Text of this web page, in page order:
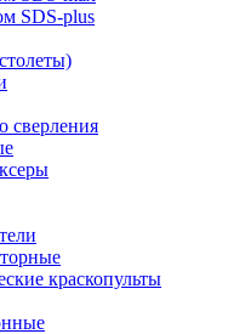
SDS-plus
сверления
краскопульты